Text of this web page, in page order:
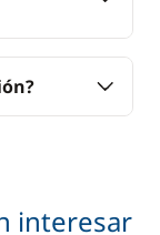
interesar